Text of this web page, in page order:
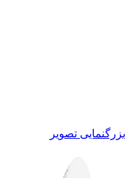
بزرگنمایی تصویر